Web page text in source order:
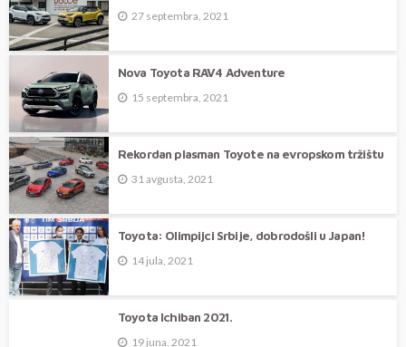
27 septembra, 2021
Nova Toyota RAV4 Adventure
15 septembra, 2021
Rekordan plasman Toyote na evropskom tržištu
31 avgusta, 2021
Toyota: Olimpijci Srbije, dobrodošli u Japan!
14 jula, 2021
Toyota Ichiban 2021.
19 juna, 2021